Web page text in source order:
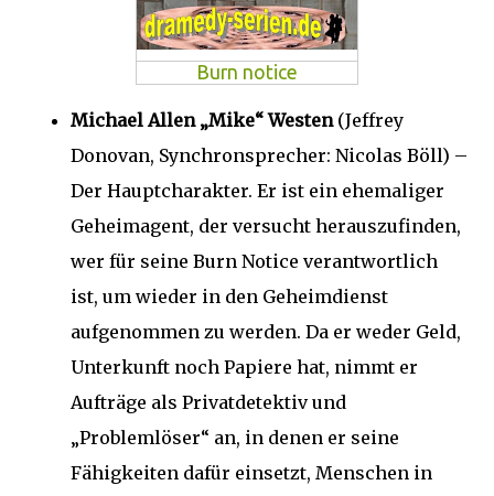
Burn notice
Michael Allen „Mike“ Westen(Jeffrey
Donovan, Synchronsprecher: Nicolas Böll) –
Der Hauptcharakter. Er ist ein ehemaliger
Geheimagent, der versucht herauszufinden,
wer für seine Burn Notice verantwortlich
ist, um wieder in den Geheimdienst
aufgenommen zu werden. Da er weder Geld,
Unterkunft noch Papiere hat, nimmt er
Aufträge als Privatdetektiv und
„Problemlöser“ an, in denen er seine
Fähigkeiten dafür einsetzt, Menschen in